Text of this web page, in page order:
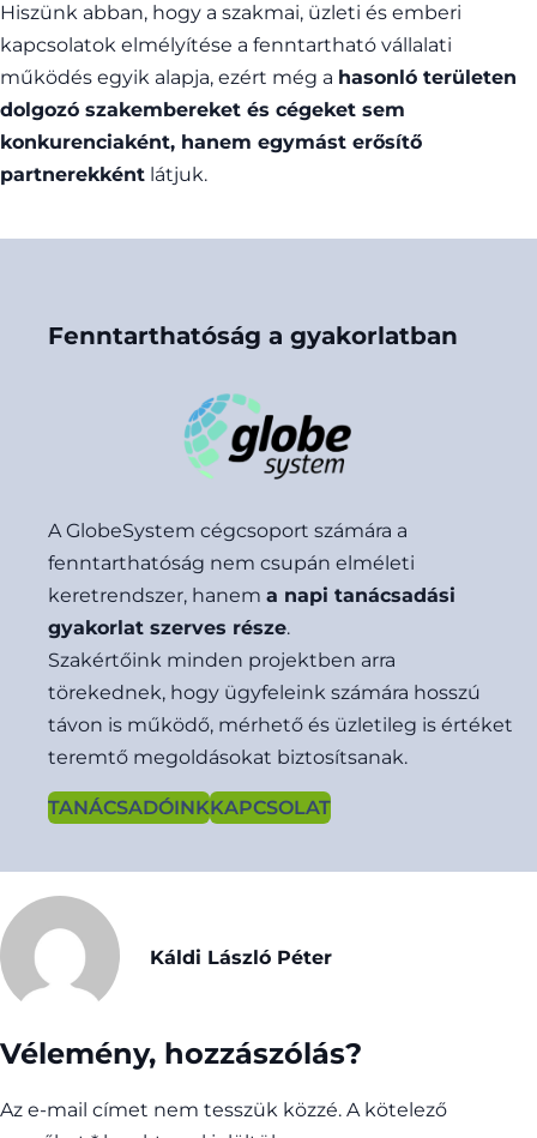
Hiszünk abban, hogy a szakmai, üzleti és emberi
kapcsolatok elmélyítése a fenntartható vállalati
működés egyik alapja, ezért még a hasonló területen
dolgozó szakembereket és cégeket sem
konkurenciaként, hanem egymást erősítő
partnerekként látjuk.
Fenntarthatóság a gyakorlatban
A GlobeSystem cégcsoport számára a
fenntarthatóság nem csupán elméleti
keretrendszer, hanem a napi tanácsadási
gyakorlat szerves része.
Szakértőink minden projektben arra
törekednek, hogy ügyfeleink számára hosszú
távon is működő, mérhető és üzletileg is értéket
teremtő megoldásokat biztosítsanak.
TANÁCSADÓINKKAPCSOLAT
Káldi László Péter
Vélemény, hozzászólás?
Az e-mail címet nem tesszük közzé. A kötelező